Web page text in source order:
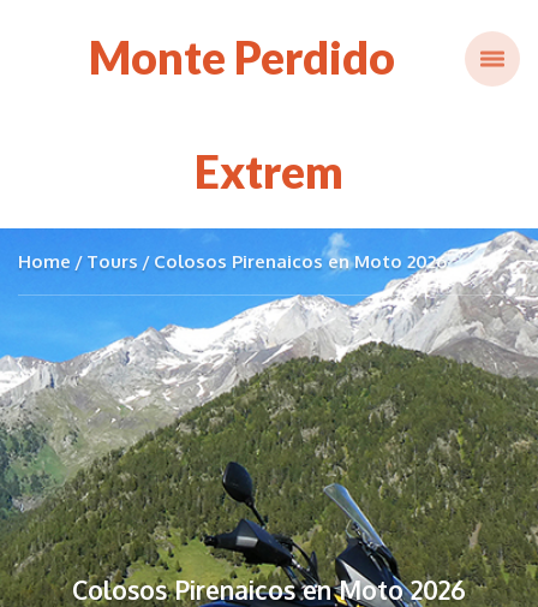
Monte Perdido
Extrem
Home Tours Colosos Pirenaicos en Moto 2026
Colosos Pirenaicos en Moto 2026